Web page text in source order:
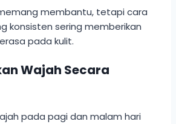
membantu, tetapi cara
konsisten sering memberikan
pada kulit.
Wajah Secara
pada pagi dan malam hari